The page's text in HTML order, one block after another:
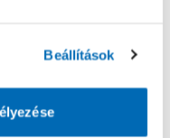
Beállítások